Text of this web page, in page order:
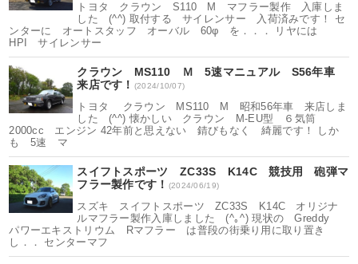
トヨタ クラウン S110 M マフラー製作 入庫しま
した (^^) 取付する サイレンサー 入荷済みです！ セ
ンターに オートスタッフ オーバル 60φ を．．． リヤには
HPI サイレンサー
クラウン MS110 Ｍ 5速マニュアル S56年車
来店です！ (2024/10/07)
トヨタ クラウン MS110 M 昭和56年車 来店しま
した (^^) 懐かしい クラウン M-EU型 ６気筒
2000cc エンジン 42年前と思えない 錆びもなく 綺麗です！ しか
も 5速 マ
スイフトスポーツ ZC33S K14C 競技用 砲弾マ
フラー製作です！ (2024/06/19)
スズキ スイフトスポーツ ZC33S K14C オリジナ
ルマフラー製作入庫しました (^｡^) 現状の Greddy
パワーエキストリウム Rマフラー は普段の街乗り用に取り置き
し．． センターマフ